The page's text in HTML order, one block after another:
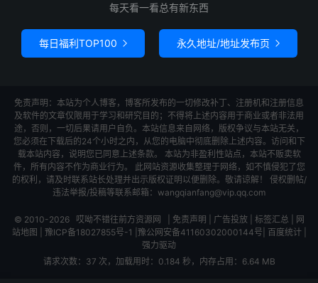
每天看一看总有新东西
每日福利TOP100  永久地址/地址发布页 
免责声明：本站为个人博客，博客所发布的一切修改补丁、注册机和注册信息
及软件的文章仅限用于学习和研究目的；不得将上述内容用于商业或者非法用
途，否则，一切后果请用户自负。本站信息来自网络，版权争议与本站无关，
您必须在下载后的24个小时之内，从您的电脑中彻底删除上述内容。访问和下
载本站内容，说明您已同意上述条款。 本站为非盈利性站点，本站不贩卖软
件，所有内容不作为商业行为。 此网站资源收集整理于网络，如不慎侵犯了您
的权利，请及时联系站长处理并出示版权证明以便删除。敬请谅解！ 侵权删帖/
违法举报/投稿等联系邮箱：wangqianfang@vip.qq.com
© 2010-2026 哎呦不错往前方资源网 免责声明 广告投放| 标签汇总
网
站地图
豫ICP备18027855号-1 豫公网安备41160302000144号 百度统计|
强力驱动
请求次数：37 次，加载用时：0.184 秒，内存占用：6.64 MB